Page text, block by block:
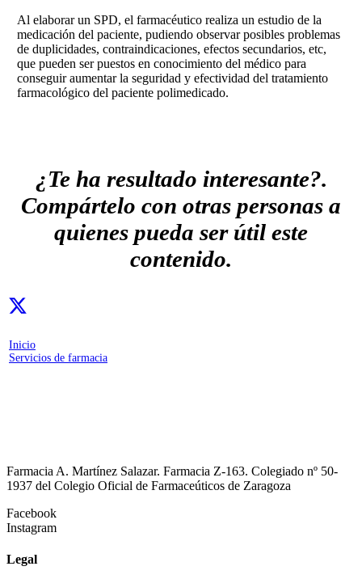
Al elaborar un SPD, el farmacéutico realiza un estudio de la
medicación del paciente, pudiendo observar posibles problemas
de duplicidades, contraindicaciones, efectos secundarios, etc,
que pueden ser puestos en conocimiento del médico para
conseguir aumentar la seguridad y efectividad del tratamiento
farmacológico del paciente polimedicado.
¿Te ha resultado interesante?.
Compártelo con otras personas a
quienes pueda ser útil este
contenido.
Inicio
Servicios de farmacia
Farmacia A. Martínez Salazar. Farmacia Z-163. Colegiado nº 50-
1937 del Colegio Oficial de Farmaceúticos de Zaragoza
Facebook
Instagram
Legal